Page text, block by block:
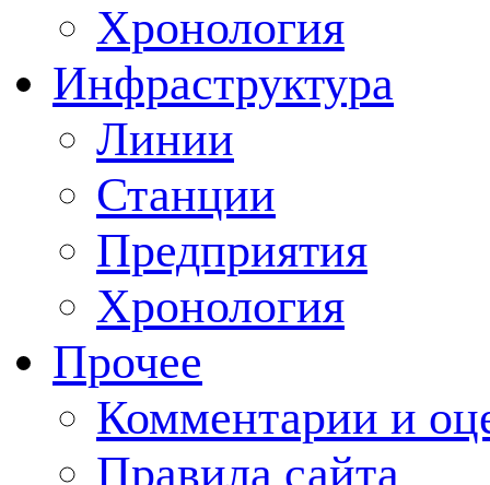
Хронология
Инфраструктура
Линии
Станции
Предприятия
Хронология
Прочее
Комментарии и
Правила сайта